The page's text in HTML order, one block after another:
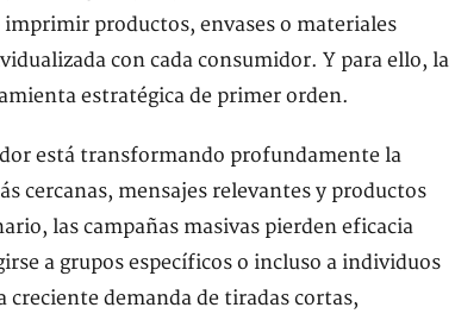
productos, envases o materiales
con cada consumidor. Y para ello, la
estratégica de primer orden.
está transformando profundamente la
cercanas, mensajes relevantes y productos
las campañas masivas pierden eficacia
a grupos específicos o incluso a individuos
creciente demanda de tiradas cortas,